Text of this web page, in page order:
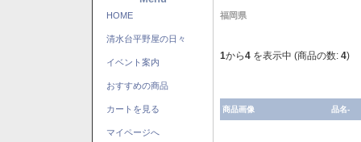
HOME
清水台平野屋の日々
イベント案内
おすすめの商品
カートを見る
マイページへ
福岡県
1から4 を表示中 (商品の数: 4)
商品画像 品名-